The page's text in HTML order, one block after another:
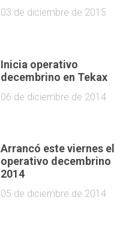
03 de diciembre de 2015
Inicia operativo
decembrino en Tekax
06 de diciembre de 2014
Arrancó este viernes el
operativo decembrino
2014
05 de diciembre de 2014